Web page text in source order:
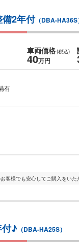
2年付（DBA-HA36S
車両価格(税込)
40万円
有
♪ （DBA-HA25S）